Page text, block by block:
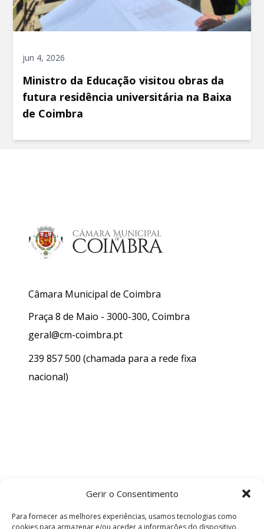
Gerir o Consentimento
Para fornecer as melhores experiências, usamos tecnologias como
cookies para armazenar e/ou aceder a informações do dispositivo.
jun 4, 2026
Ministro da Educação visitou obras da
futura residência universitária na Baixa
de Coimbra
Câmara Municipal de Coimbra
Praça 8 de Maio - 3000-300, Coimbra
geral@cm-coimbra.pt
239 857 500 (chamada para a rede fixa
nacional)